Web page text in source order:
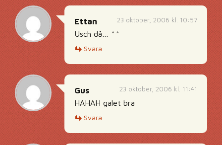
23 oktober, 2006 kl. 10:57
Ettan
Usch då… ^^
Svara
23 oktober, 2006 kl. 11:41
Gus
HAHAH galet bra
Svara